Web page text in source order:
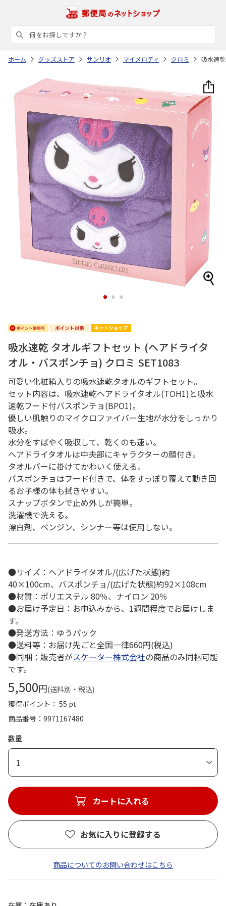
ホーム グッズストア サンリオ マイメロディ クロミ 吸水速
1 2 3
吸水速乾 タオルギフトセット (ヘアドライタ
オル・バスポンチョ) クロミ SET1083
可愛い化粧箱入りの吸水速乾タオルのギフトセット。
セット内容は、吸水速乾ヘアドライタオル(TOH1)と吸水
速乾フード付バスポンチョ(BPO1)。
優しい肌触りのマイクロファイバー生地が水分をしっかり
吸水。
水分をすばやく吸収して、乾くのも速い。
ヘアドライタオルは中央部にキャラクターの顔付き。
タオルバーに掛けてかわいく使える。
バスポンチョはフード付きで、体をすっぽり覆えて動き回
るお子様の体も拭きやすい。
スナップボタンで止め外しが簡単。
洗濯機で洗える。
漂白剤、ベンジン、シンナー等は使用しない。
●サイズ：ヘアドライタオル/(広げた状態)約
40×100cm、バスポンチョ/(広げた状態)約92×108cm
●材質：ポリエステル 80％、ナイロン 20％
●お届け予定日：お申込みから、1週間程度でお届けしま
す。
●発送方法：ゆうパック
●送料等：お届け先ごと全国一律660円(税込)
●同梱：販売者がスケーター株式会社の商品のみ同梱可能
です。
5,500円(送料別・税込)
獲得ポイント： 55 pt
商品番号
9971167480
数量
1
カートに入れる
お気に入りに登録する
商品についてのお問い合わせはこちら